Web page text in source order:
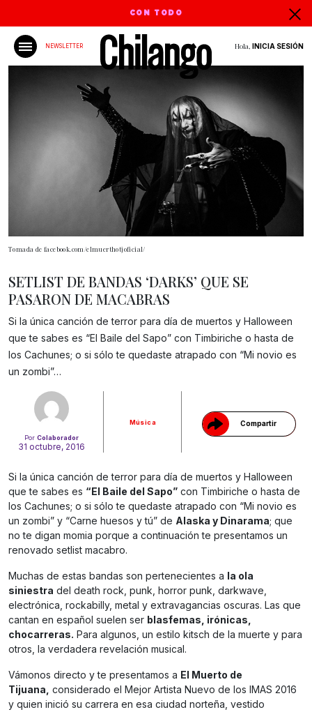
CON TODO
NEWSLETTER Hola, INICIA SESIÓN
Tomada de facebook.com/elmuerthotjoficial/
PorColaborador
31 octubre, 2016
Música Compartir
Gracias!
SETLIST DE BANDAS ‘DARKS’ QUE SE
PASARON DE MACABRAS
Si la única canción de terror para día de muertos y Halloween
que te sabes es “El Baile del Sapo” con Timbiriche o hasta de
los Cachunes; o si sólo te quedaste atrapado con “Mi novio es
un zombi”…
Si la única canción de terror para día de muertos y Halloween
que te sabes es “El Baile del Sapo” con Timbiriche o hasta de
los Cachunes; o si sólo te quedaste atrapado con “Mi novio es
un zombi” y “Carne huesos y tú” de Alaska y Dinarama; que
no te digan momia porque a continuación te presentamos un
renovado setlist macabro.
Muchas de estas bandas son pertenecientes a la ola
siniestra del death rock, punk, horror punk, darkwave,
electrónica, rockabilly, metal y extravagancias oscuras. Las que
cantan en español suelen ser blasfemas, irónicas,
chocarreras. Para algunos, un estilo kitsch de la muerte y para
otros, la verdadera revelación musical.
Vámonos directo y te presentamos a El Muerto de
Tijuana, considerado el Mejor Artista Nuevo de los IMAS 2016
y quien inició su carrera en esa ciudad norteña, vestido